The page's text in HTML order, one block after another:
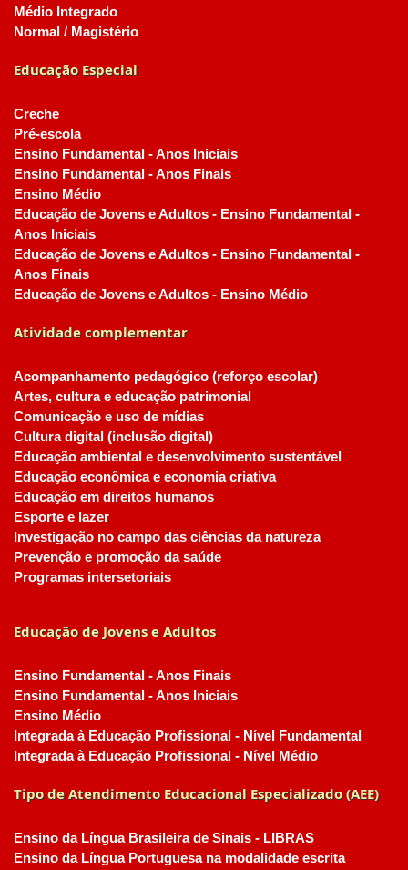
Médio Integrado
Normal / Magistério
Educação Especial
Creche
Pré-escola
Ensino Fundamental - Anos Iniciais
Ensino Fundamental - Anos Finais
Ensino Médio
Educação de Jovens e Adultos - Ensino Fundamental -
Anos Iniciais
Educação de Jovens e Adultos - Ensino Fundamental -
Anos Finais
Educação de Jovens e Adultos - Ensino Médio
Atividade complementar
Acompanhamento pedagógico (reforço escolar)
Artes, cultura e educação patrimonial
Comunicação e uso de mídias
Cultura digital (inclusão digital)
Educação ambiental e desenvolvimento sustentável
Educação econômica e economia criativa
Educação em direitos humanos
Esporte e lazer
Investigação no campo das ciências da natureza
Prevenção e promoção da saúde
Programas intersetoriais
Educação de Jovens e Adultos
Ensino Fundamental - Anos Finais
Ensino Fundamental - Anos Iniciais
Ensino Médio
Integrada à Educação Profissional - Nível Fundamental
Integrada à Educação Profissional - Nível Médio
Tipo de Atendimento Educacional Especializado (AEE)
Ensino da Língua Brasileira de Sinais - LIBRAS
Ensino da Língua Portuguesa na modalidade escrita